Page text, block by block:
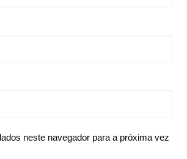
neste navegador para a próxima vez